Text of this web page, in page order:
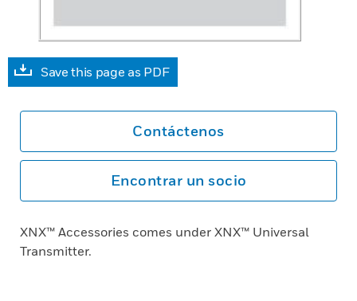
Save this page as PDF
Contáctenos
Encontrar un socio
XNX™ Accessories comes under XNX™ Universal
Transmitter.